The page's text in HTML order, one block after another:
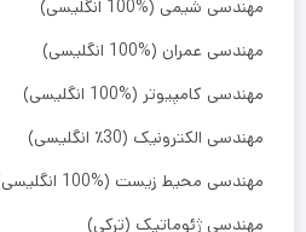
مهندسی شیمی (%100 انگلیسی)
مهندسی عمران (%100 انگلیسی)
مهندسی کامپیوتر (%100 انگلیسی)
مهندسی الکترونیک (30٪ انگلیسی)
مهندسی محیط زیست (%100 انگلیسی)
مهندسی ژئوماتیک (ترکی)